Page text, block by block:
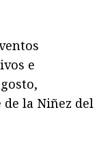
e
la Niñez del